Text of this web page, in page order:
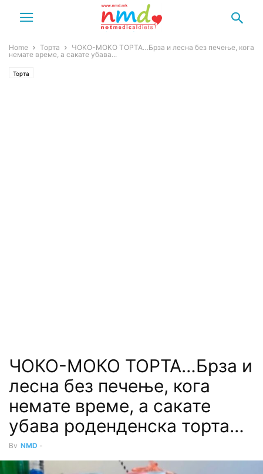
Home Торта
ЧОКО-МОКО ТОРТА…Брза и лесна без печење, кога
немате време, а сакате убава...
Торта
ЧОКО-МОКО ТОРТА…Брза и
лесна без печење, кога
немате време, а сакате
убава роденденска торта…
By NMD -